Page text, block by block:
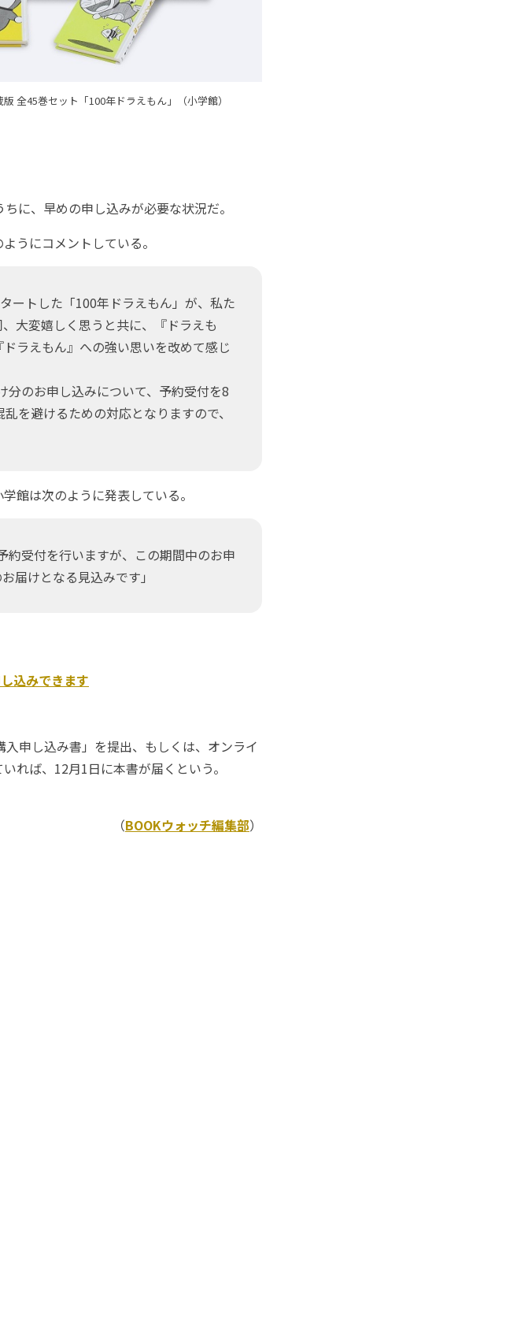
全45巻セット「100年ドラえもん」（小学館）
に、早めの申し込みが必要な状況だ。
うにコメントしている。
ートした「100年ドラえもん」が、私た
大変嬉しく思うと共に、『ドラえも
ラえもん』への強い思いを改めて感じ
のお申し込みについて、予約受付を8
を避けるための対応となりますので、
館は次のように発表している。
約受付を行いますが、この期間中のお申
届けとなる見込みです」
込みできます
申し込み書」を提出、もしくは、オンライ
れば、12月1日に本書が届くという。
（BOOKウォッチ編集部）